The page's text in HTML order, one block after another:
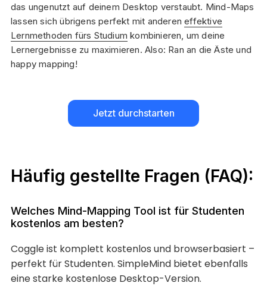
das ungenutzt auf deinem Desktop verstaubt. Mind-Maps
lassen sich übrigens perfekt mit andereneffektive
Lernmethoden fürs Studium kombinieren, um deine
Lernergebnisse zu maximieren. Also: Ran an die Äste und
happy mapping!
Jetzt durchstarten
Häufig gestellte Fragen (FAQ):
Welches Mind-Mapping Tool ist für Studenten
kostenlos am besten?
Coggle ist komplett kostenlos und browserbasiert –
perfekt für Studenten. SimpleMind bietet ebenfalls
eine starke kostenlose Desktop-Version.